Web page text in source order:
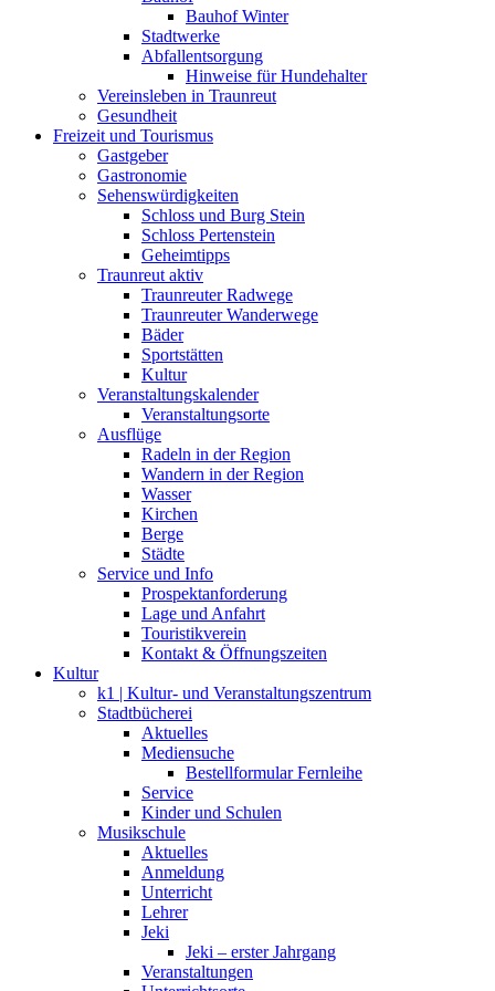
Bauhof Winter
Stadtwerke
Abfallentsorgung
Hinweise für Hundehalter
Vereinsleben in Traunreut
Gesundheit
Freizeit und Tourismus
Gastgeber
Gastronomie
Sehenswürdigkeiten
Schloss und Burg Stein
Schloss Pertenstein
Geheimtipps
Traunreut aktiv
Traunreuter Radwege
Traunreuter Wanderwege
Bäder
Sportstätten
Kultur
Veranstaltungskalender
Veranstaltungsorte
Ausflüge
Radeln in der Region
Wandern in der Region
Wasser
Kirchen
Berge
Städte
Service und Info
Prospektanforderung
Lage und Anfahrt
Touristikverein
Kontakt & Öffnungszeiten
Kultur
k1 | Kultur- und Veranstaltungszentrum
Stadtbücherei
Aktuelles
Mediensuche
Bestellformular Fernleihe
Service
Kinder und Schulen
Musikschule
Aktuelles
Anmeldung
Unterricht
Lehrer
Jeki
Jeki – erster Jahrgang
Veranstaltungen